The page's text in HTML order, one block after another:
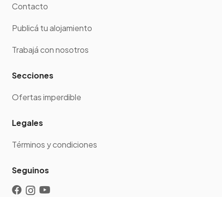
Contacto
Publicá tu alojamiento
Trabajá con nosotros
Secciones
Ofertas imperdible
Legales
Términos y condiciones
Seguinos